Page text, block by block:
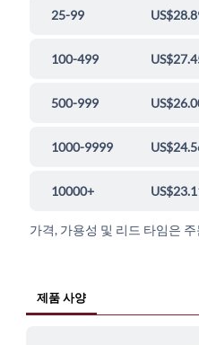
25-99
100-499
500-999
1000-9999
10000+
가격, 가용성 및 리드 타임은
제품 사양